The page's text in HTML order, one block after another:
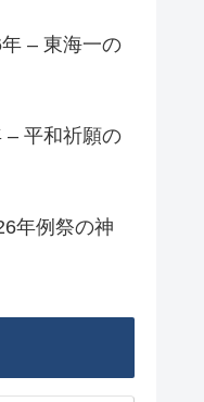
– 東海一の
– 平和祈願の
年例祭の神